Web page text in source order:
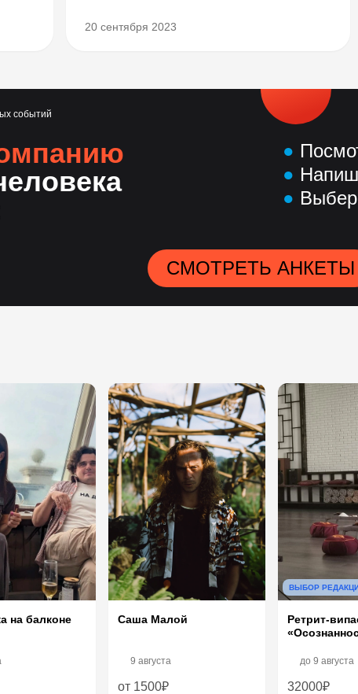
20 сентября 2023
событий
●
●
●
СМОТРЕТЬ АНКЕТЫ
на балконе Саша Малой
9 августа
от 1500₽
ВЫБОР
Ретрит-
до 9 августа
32000₽